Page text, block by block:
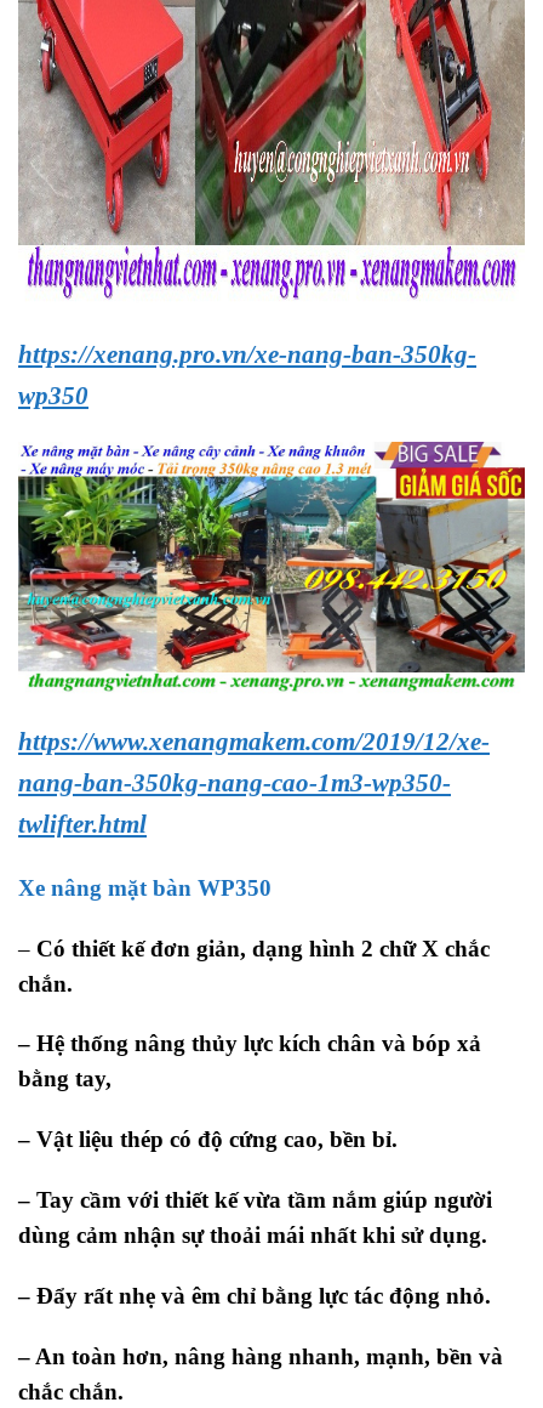
https://xenang.pro.vn/xe-nang-ban-350kg-
wp350
https://www.xenangmakem.com/2019/12/xe-
nang-ban-350kg-nang-cao-1m3-wp350-
twlifter.html
Xe nâng mặt bàn WP350
– Có thiết kế đơn giản, dạng hình 2 chữ X chắc
chắn.
– Hệ thống nâng thủy lực kích chân và bóp xả
bằng tay,
– Vật liệu thép có độ cứng cao, bền bỉ.
– Tay cầm với thiết kế vừa tầm nắm giúp người
dùng cảm nhận sự thoải mái nhất khi sử dụng.
– Đẩy rất nhẹ và êm chỉ bằng lực tác động nhỏ.
– An toàn hơn, nâng hàng nhanh, mạnh, bền và
chắc chắn.